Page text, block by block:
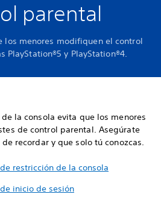
parental
los menores modifiquen el control
PlayStation®5 y PlayStation®4.
la consola evita que los menores
de control parental. Asegúrate
recordar y que solo tú conozcas.
restricción de la consola
inicio de sesión